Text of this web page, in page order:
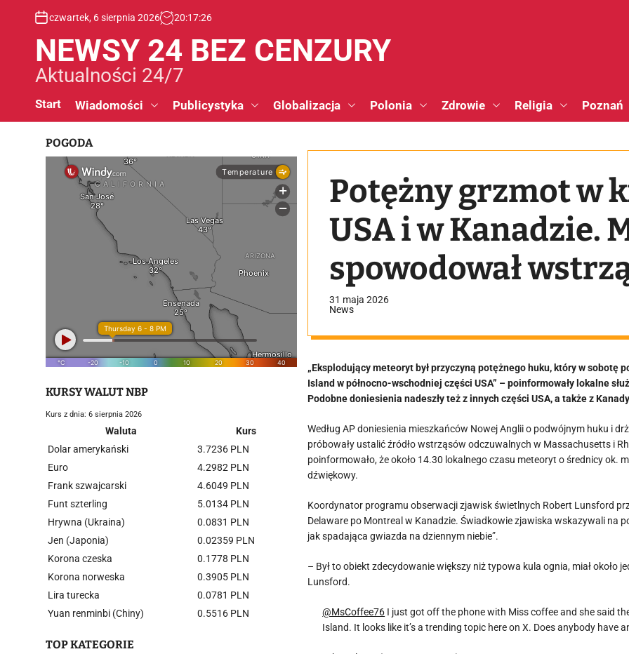
czwartek, 6 sierpnia 2026 20:17:26
NEWSY 24 BEZ CENZURY
Aktualności 24/7
Start Wiadomości Publicystyka Globalizacja Polonia Zdrowie Religia Poznań
Potężny grzmot w
USA i w Kanadzie.
spowodował
[VIDEO]
31 maja 2026
News
„Eksplodujący meteoryt był przyczyną potężnego huku, który w sobotę
Island w północno-wschodniej części USA” – poinformowały lokalne
Podobne doniesienia nadeszły też z innych części USA, a także z
Według AP doniesienia mieszkańców Nowej Anglii o podwójnym huku i
próbowały ustalić źródło wstrząsów odczuwalnych w Massachusetts i
poinformowało, że około 14.30 lokalnego czasu meteoryt o średnicy ok.
dźwiękowy.
Koordynator programu obserwacji zjawisk świetlnych Robert Lunsford
Delaware po Montreal w Kanadzie. Świadkowie zjawiska wskazywali na
jak spadająca gwiazda na dziennym niebie”.
– Był to obiekt zdecydowanie większy niż typowa kula ognia, miał około
Lunsford.
@MsCoffee76 I just got off the phone with Miss coffee and she said
Island. It looks like it’s a trending topic here on X. Does anybody have
POGODA
KURSY WALUT NBP
Kurs z dnia: 6 sierpnia 2026
Waluta
Kurs
Dolar amerykański
3.7236 PLN
Euro
4.2982 PLN
Frank szwajcarski
4.6049 PLN
Funt szterling
5.0134 PLN
Hrywna (Ukraina)
0.0831 PLN
Jen (Japonia)
0.02359 PLN
Korona czeska
0.1778 PLN
Korona norweska
0.3905 PLN
Lira turecka
0.0781 PLN
Yuan renminbi (Chiny)
0.5516 PLN
TOP KATEGORIE